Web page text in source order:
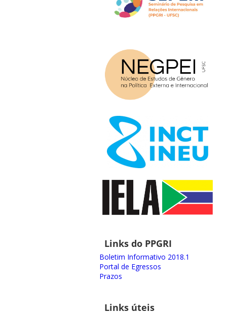
Links do PPGRI
Boletim Informativo 2018.1
Portal de Egressos
Prazos
Links úteis